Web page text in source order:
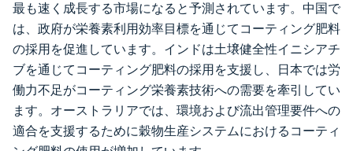
最も速く成長する市場になると予測されています。中国で
は、政府が栄養素利用効率目標を通じてコーティング肥料
の採用を促進しています。インドは土壌健全性イニシアチ
ブを通じてコーティング肥料の採用を支援し、日本では労
働力不足がコーティング栄養素技術への需要を牽引してい
ます。オーストラリアでは、環境および流出管理要件への
適合を支援するために穀物生産システムにおけるコーティ